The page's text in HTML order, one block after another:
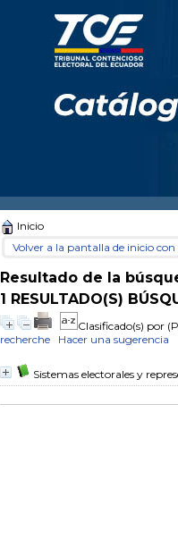
Inicio
Volver a la pantalla de inicio con
Resultado de la
1 RESULTADO(S)
Clasificado(s) por
recherche
Hacer una sugerencia
Sistemas electorales y